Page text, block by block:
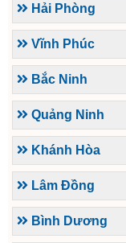
Hải Phòng
Vĩnh Phúc
Bắc Ninh
Quảng Ninh
Khánh Hòa
Lâm Đồng
Bình Dương